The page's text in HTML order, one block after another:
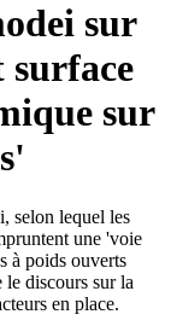
sur
surface
sur
selon lequel les
une 'voie
à poids ouverts
le discours sur la
en place.